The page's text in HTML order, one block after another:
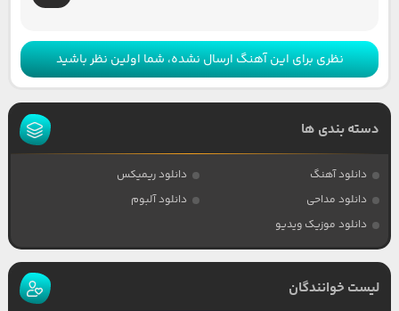
نظری برای این آهنگ ارسال نشده، شما اولین نظر باشید
دسته بندی ها
دانلود آهنگ
دانلود ریمیکس
دانلود مداحی
دانلود آلبوم
دانلود موزیک ویدیو
لیست خوانندگان